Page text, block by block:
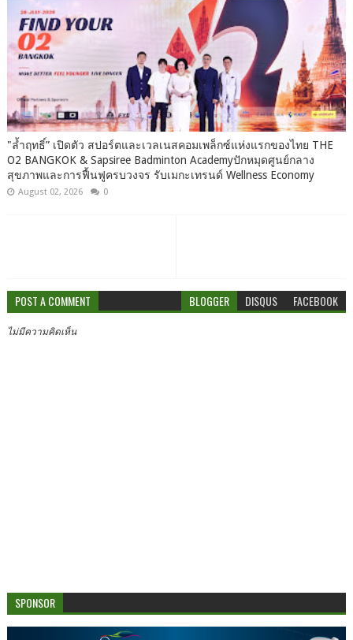
"ล้ำฤทธิ์” เปิดตัว สปอร์ตและเวลเนสคอมเพล็กซ์แห่งแรกของไทย THE
O2 BANGKOK & Sapsiree Badminton Academyปักหมุดศูนย์กลาง
สุขภาพและการฟื้นฟูครบวงจร รับเมกะเทรนด์ Wellness Economy
August 02, 2026 0
POST A COMMENT BLOGGER DISQUS FACEBOOK
ไม่มีความคิดเห็น
SPONSOR